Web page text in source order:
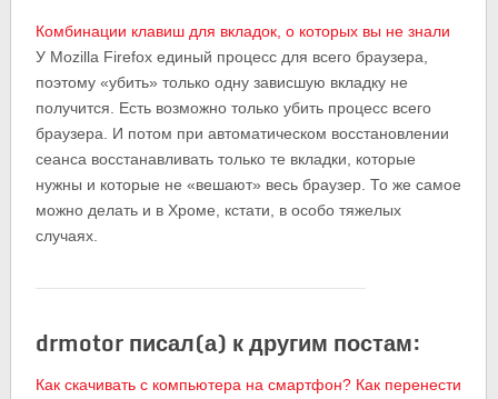
Комбинации клавиш для вкладок, о которых вы не знали
У Mozilla Firefox единый процесс для всего браузера,
поэтому «убить» только одну зависшую вкладку не
получится. Есть возможно только убить процесс всего
браузера. И потом при автоматическом восстановлении
сеанса восстанавливать только те вкладки, которые
нужны и которые не «вешают» весь браузер. То же самое
можно делать и в Хроме, кстати, в особо тяжелых
случаях.
drmotor писал(а) к другим постам:
Как скачивать с компьютера на смартфон? Как перенести